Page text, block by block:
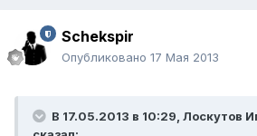
Schekspir
Опубликовано 17 Мая 2013
В 17.05.2013 в 10:29, Лоскутов